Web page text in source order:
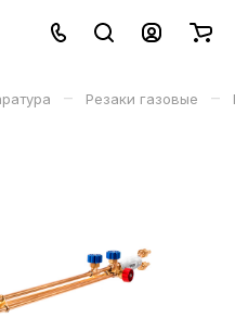
– Резаки газовые –